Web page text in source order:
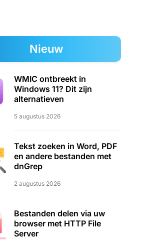
Nieuw
WMIC ontbreekt in
Windows 11? Dit zijn
alternatieven
5 augustus 2026
Tekst zoeken in Word, PDF
en andere bestanden met
dnGrep
2 augustus 2026
Bestanden delen via uw
browser met HTTP File
Server